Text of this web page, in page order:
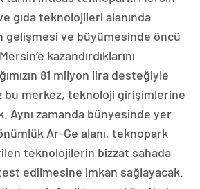
gıda teknolojileri alanında
gelişmesi ve büyümesinde öncü
kazandırdıklarını
81 milyon lira desteğiyle
bu merkez, teknoloji girişimlerine
Aynı zamanda bünyesinde yer
Ar-Ge alanı, teknopark
teknolojilerin bizzat sahada
edilmesine imkan sağlayacak.